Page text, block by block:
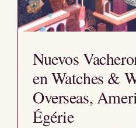
Nuevos
en Watches &
Overseas,
Égérie